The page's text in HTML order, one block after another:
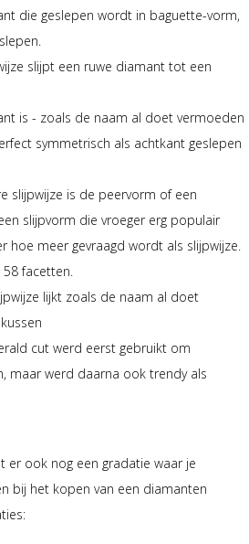
die geslepen wordt in baguette-vorm,
slijpt een ruwe diamant tot een
is - zoals de naam al doet vermoeden
symmetrisch als achtkant geslepen
slijpwijze is de peervorm of een
slijpvorm die vroeger erg populair
hoe meer gevraagd wordt als slijpwijze.
58 facetten.
lijkt zoals de naam al doet
cut werd eerst gebruikt om
maar werd daarna ook trendy als
er ook nog een gradatie waar je
bij het kopen van een diamanten